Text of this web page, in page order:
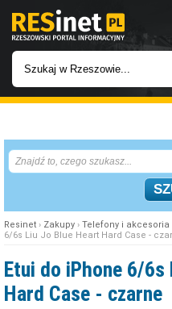
INWESTYCJE
IMPREZY
W KINACH
Resinet › Zakupy › Telefony i akcesoria
6/6s Liu Jo Blue Heart Hard Case -
Etui do iPhone 6/
Hard Case - czarne